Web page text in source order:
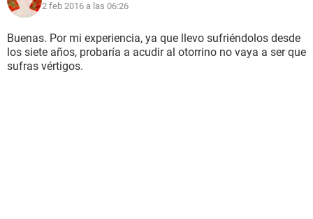
2 feb 2016 a las 06:26
Buenas. Por mi experiencia, ya que llevo sufriéndolos desde
los siete años, probaría a acudir al otorrino no vaya a ser que
sufras vértigos.